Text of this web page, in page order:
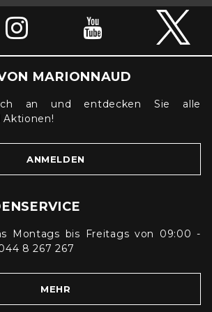
MARIONNAUD
an und entdecken Sie alle
ANMELDEN
Montags bis Freitags von 09:00 -
8 267 267
MEHR